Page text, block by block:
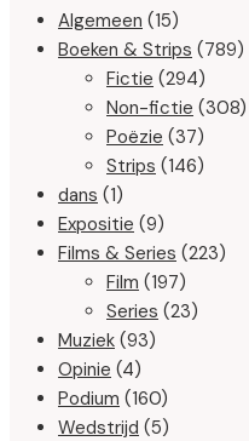
Algemeen (15)
Boeken & Strips (789)
Fictie (294)
Non-fictie (308)
Poëzie (37)
Strips (146)
dans (1)
Expositie (9)
Films & Series (223)
Film (197)
Series (23)
Muziek (93)
Opinie (4)
Podium (160)
Wedstrijd (5)